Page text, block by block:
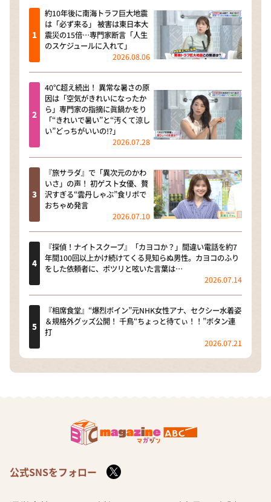
朝だ！生です旅サラダ
教えて！ニュースライブ 正義のミカタ
ＬＩＦＥ～夢のカタチ～
新婚さんいらっしゃい！
ポツンと一軒家
ザキ山小屋本館
ぺこぱのまるスポ
約10年後に南海トラフ巨大地震
は「必ず来る」 被害は東日本大
震災の15倍…専門家断言「人生
のスケジュールに入れて」
2026.08.06
40℃超え続出！ 異常な暑さの原
因は「空気がきれいになったか
ら」専門家の指摘に眞鍋かをり
「“きれいで暑い”と“汚くて涼し
い”どっちがいいの!?」
2026.07.28
『旅サラダ』で「異次元のかわ
いさ」の声！ 初ゲスト女優、贅
沢すぎる“雲丹しゃぶ”食リポで
おちゃめ発言
2026.07.10
『探偵！ナイトスクープ』「カヨコか？」間違い電話を約7
年間100回以上かけ続けてくる見知らぬ男性。カヨコのふり
をした依頼者に、ポツリと呟いた言葉は…
2026.07.14
『相席食堂』“爆烈ボイン”元NHK女性アナ、セクシー水着姿
＆規格外グッズ公開！ 千鳥“ちょっと待てぃ！！”ボタン連
打
2026.07.21
公式SNSをフォロー